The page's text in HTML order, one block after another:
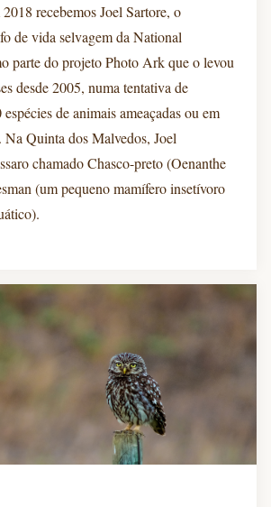
recebemos Joel Sartore, o
de vida selvagem da National
parte do projeto Photo Ark que o levou
desde 2005, numa tentativa de
de animais ameaçadas ou em
Na Quinta dos Malvedos, Joel
chamado Chasco-preto (Oenanthe
(um pequeno mamífero insetívoro